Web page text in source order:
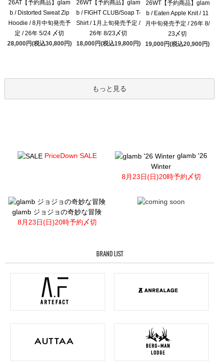
26AT【予約商品】glam
b / Distorted Sweat Zip
Hoodie / 8月中旬発売予
定 / 26年 5/24 〆切
28,000円(税込30,800円)
26WT【予約商品】glam
b / FIGHT CLUB/Soap T-
Shirt / 1月上旬発売予定 /
26年 8/23〆切
18,000円(税込19,800円)
26WT【予約商品】glam
b / Eaten Apple Knit / 11
月中旬発売予定 / 26年 8/
23〆切
19,000円(税込20,900円)
もっと見る
PriceDown SALE
glamb '26
Winter
8月23日(日)20時予約〆切
glamb ジョジョの奇妙な冒険
8月23日(日)20時予約〆切
BRAND LIST